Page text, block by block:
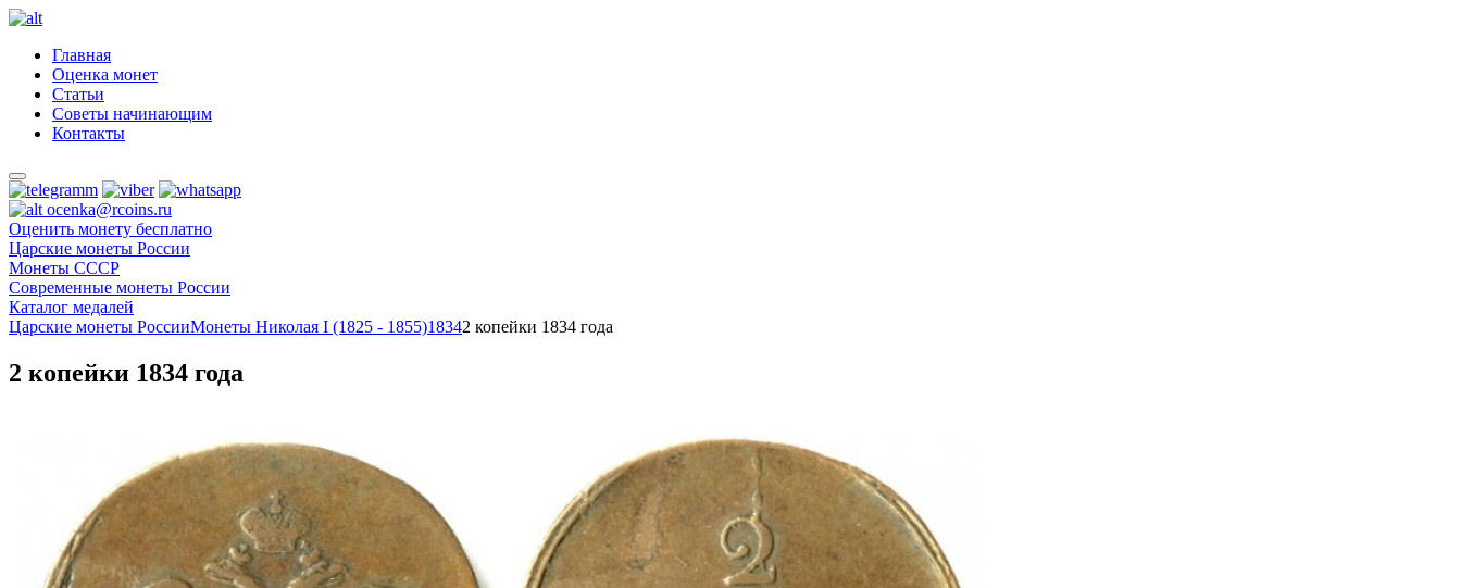
Главная
Оценка монет
Статьи
Советы начинающим
Контакты
ocenka@rcoins.ru
Оценить монету бесплатно
Царские монеты России
Монеты СССР
Современные монеты России
Каталог медалей
Царские монеты РоссииМонеты Николая I (1825 - 1855)18342 копейки 1834 года
2 копейки 1834 года